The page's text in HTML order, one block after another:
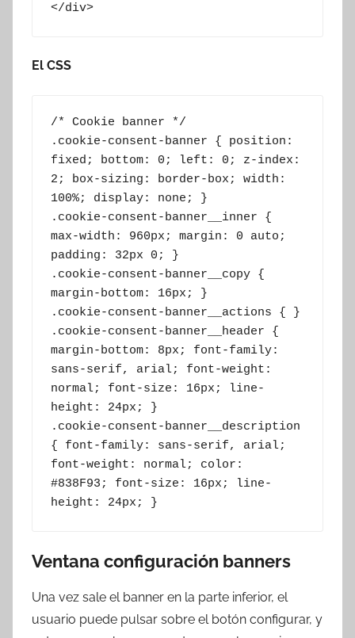
</div>
El CSS
/* Cookie banner */
.cookie-consent-banner { position:
fixed; bottom: 0; left: 0; z-index:
2; box-sizing: border-box; width:
100%; display: none; }
.cookie-consent-banner__inner {
max-width: 960px; margin: 0 auto;
padding: 32px 0; }
.cookie-consent-banner__copy {
margin-bottom: 16px; }
.cookie-consent-banner__actions { }
.cookie-consent-banner__header {
margin-bottom: 8px; font-family:
sans-serif, arial; font-weight:
normal; font-size: 16px; line-
height: 24px; }
.cookie-consent-banner__description
{ font-family: sans-serif, arial;
font-weight: normal; color:
#838F93; font-size: 16px; line-
height: 24px; }
Ventana configuración banners
Una vez sale el banner en la parte inferior, el
usuario puede pulsar sobre el botón configurar, y